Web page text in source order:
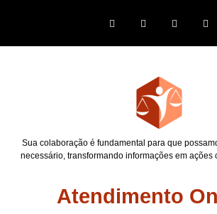
Sua colaboração é fundamental para que
necessário, transformando informações em ações
Atendimento